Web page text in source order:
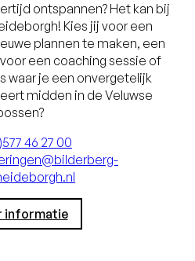
ontspannen? Het kan bij
Kies jij voor een
plannen te maken, een
een coaching sessie of
waar je een onvergetelijk
midden in de Veluwse
46 27 00
informatie